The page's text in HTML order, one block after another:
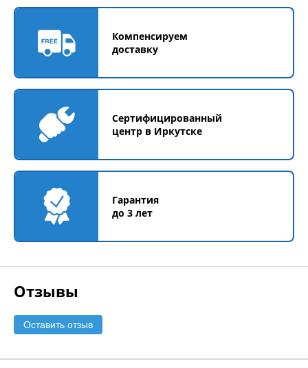
Компенсируем
доставку
Сертифицированный
центр в Иркутске
Гарантия
до 3 лет
Отзывы
Оставить отзыв